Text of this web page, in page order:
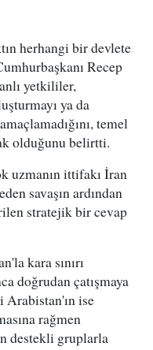
herhangi bir devlete
Recep
yetkililer,
ya da
temel
olduğunu belirtti.
uzmanın ittifakı İran
savaşın ardından
stratejik bir cevap
kara sınırı
doğrudan çatışmaya
Arabistan'ın ise
rağmen
destekli gruplarla